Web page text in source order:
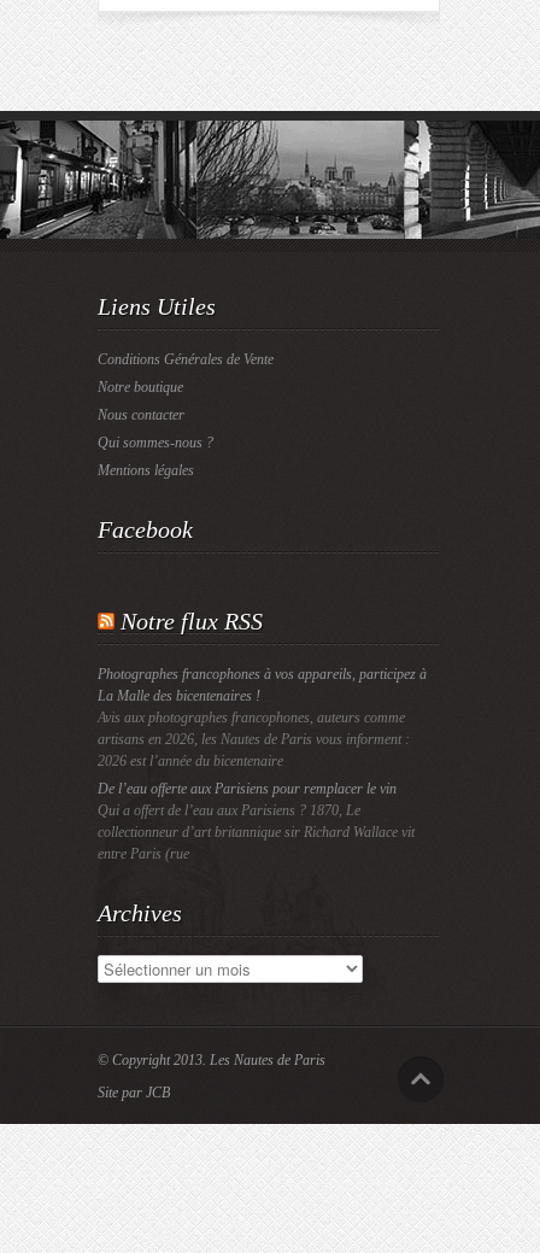
Liens Utiles
Conditions Générales de Vente
Notre boutique
Nous contacter
Qui sommes-nous ?
Mentions légales
Facebook
Notre flux RSS
Photographes francophones à vos appareils, participez à
La Malle des bicentenaires !
Avis aux photographes francophones, auteurs comme
artisans en 2026, les Nautes de Paris vous informent :
2026 est l’année du bicentenaire
De l’eau offerte aux Parisiens pour remplacer le vin
Qui a offert de l’eau aux Parisiens ? 1870, Le
collectionneur d’art britannique sir Richard Wallace vit
entre Paris (rue
Archives
Archives
© Copyright 2013. Les Nautes de Paris
Site par JCB